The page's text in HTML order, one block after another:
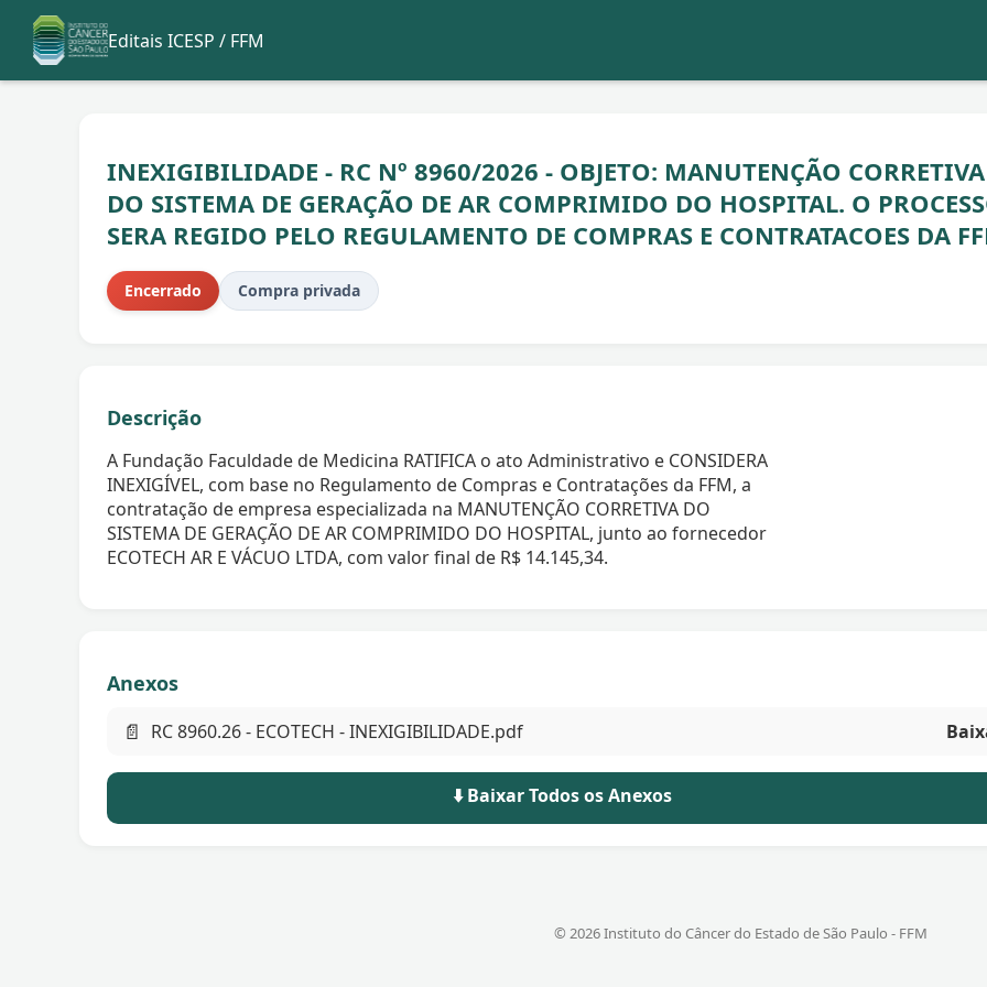
Editais ICESP / FFM
INEXIGIBILIDADE - RC Nº 8960/2026 - OBJETO: MANUTENÇÃO CORRETIVA
DO SISTEMA DE GERAÇÃO DE AR COMPRIMIDO DO HOSPITAL. O
SERA REGIDO PELO REGULAMENTO DE COMPRAS E CONTRATACOES DA
Encerrado Compra privada
Descrição
A Fundação Faculdade de Medicina RATIFICA o ato Administrativo e CONSIDERA
INEXIGÍVEL, com base no Regulamento de Compras e Contratações da FFM, a
contratação de empresa especializada na MANUTENÇÃO CORRETIVA DO
SISTEMA DE GERAÇÃO DE AR COMPRIMIDO DO HOSPITAL, junto ao fornecedor
ECOTECH AR E VÁCUO LTDA, com valor final de R$ 14.145,34.
Anexos
📄 RC 8960.26 - ECOTECH - INEXIGIBILIDADE.pdf
⬇️ Baixar Todos os Anexos
© 2026 Instituto do Câncer do Estado de São Paulo - FFM